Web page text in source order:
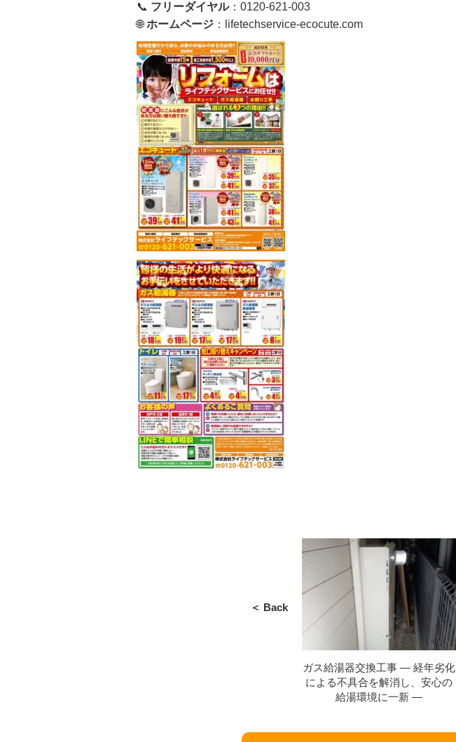
📞 フリーダイヤル：0120-621-003
🌐ホームページ ： lifetechservice-ecocute.com
＜ Back
ガス給湯器交換工事 ― 経年劣化
による不具合を解消し、安心の
給湯環境に一新 ―